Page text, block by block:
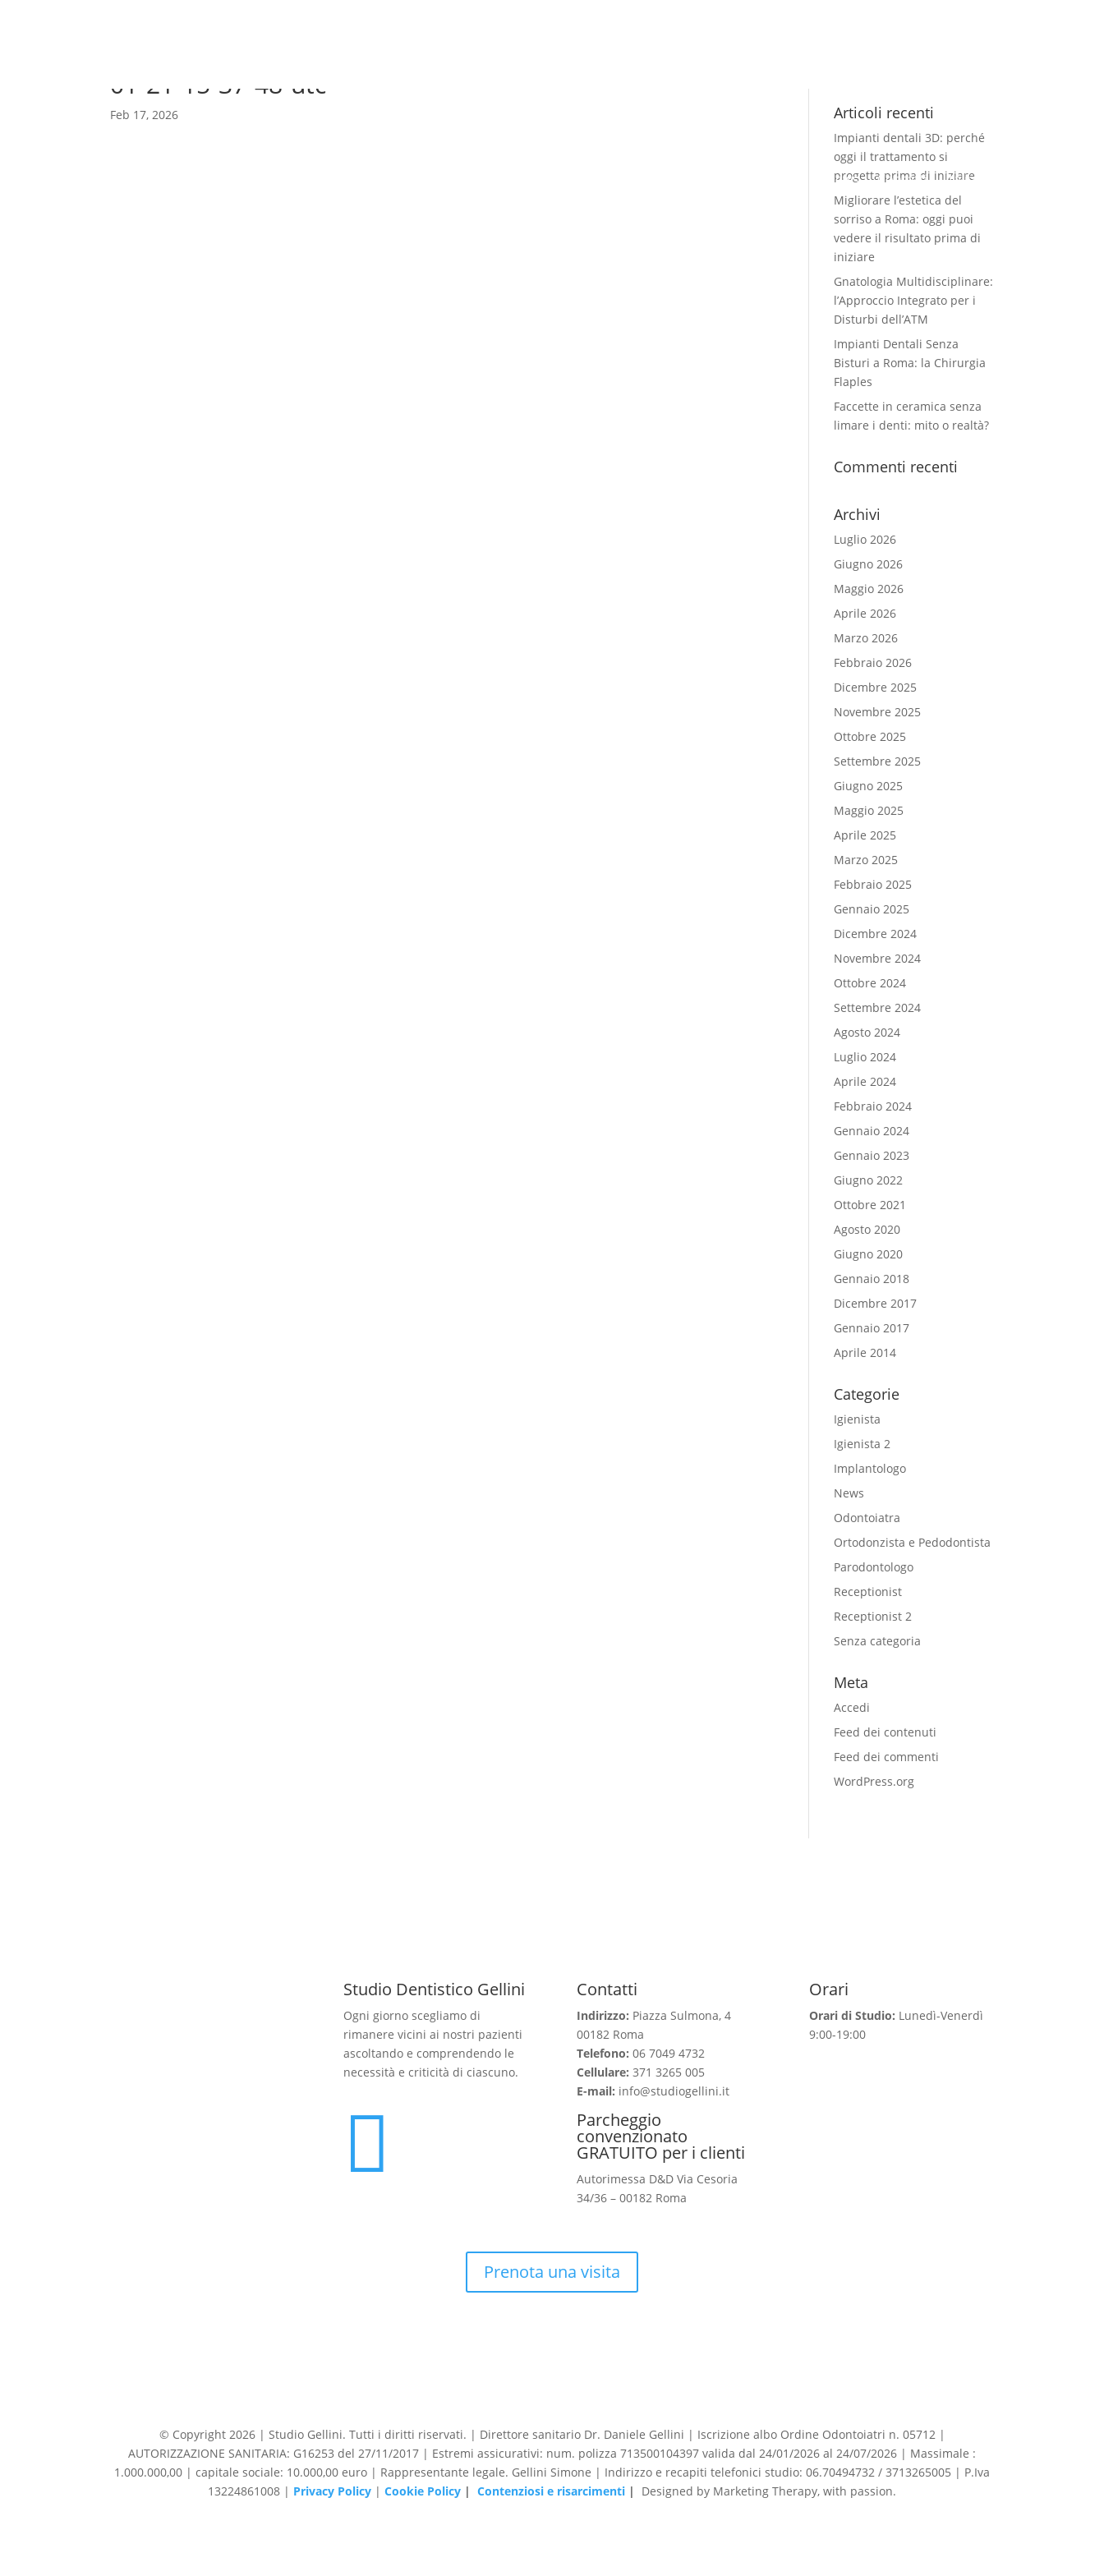
News Contatti Italiano
01-21-15-37-48-utc
Feb 17, 2026 Articoli recenti
Impianti dentali 3D: perché
oggi il trattamento si
progetta prima di iniziare
Migliorare l’estetica del
sorriso a Roma: oggi puoi
vedere il risultato prima di
iniziare
Gnatologia Multidisciplinare:
l’Approccio Integrato per i
Disturbi dell’ATM
Impianti Dentali Senza
Bisturi a Roma: la Chirurgia
Flaples
Faccette in ceramica senza
limare i denti: mito o realtà?
Commenti recenti
Archivi
Luglio 2026
Giugno 2026
Maggio 2026
Aprile 2026
Marzo 2026
Febbraio 2026
Dicembre 2025
Novembre 2025
Ottobre 2025
Settembre 2025
Giugno 2025
Maggio 2025
Aprile 2025
Marzo 2025
Febbraio 2025
Gennaio 2025
Dicembre 2024
Novembre 2024
Ottobre 2024
Settembre 2024
Agosto 2024
Luglio 2024
Aprile 2024
Febbraio 2024
Gennaio 2024
Gennaio 2023
Giugno 2022
Ottobre 2021
Agosto 2020
Giugno 2020
Gennaio 2018
Dicembre 2017
Gennaio 2017
Aprile 2014
Categorie
Igienista
Igienista 2
Implantologo
News
Odontoiatra
Ortodonzista e Pedodontista
Parodontologo
Receptionist
Receptionist 2
Senza categoria
Meta
Accedi
Feed dei contenuti
Feed dei commenti
WordPress.org
Studio Dentistico Gellini
Ogni giorno scegliamo di
rimanere vicini ai nostri pazienti
ascoltando e comprendendo le
necessità e criticità di ciascuno.

Contatti
Indirizzo: Piazza Sulmona, 4
00182 Roma
Telefono: 06 7049 4732
Cellulare: 371 3265 005
E-mail: info@studiogellini.it
Parcheggio
convenzionato
GRATUITO per i clienti
Autorimessa D&D Via Cesoria
34/36 – 00182 Roma
Orari
Orari di Studio: Lunedì-Venerdì
9:00-19:00
Prenota una visita
© Copyright 2026 | Studio Gellini. Tutti i diritti riservati. | Direttore sanitario Dr. Daniele Gellini | Iscrizione albo Ordine Odontoiatri n. 05712 |
AUTORIZZAZIONE SANITARIA: G16253 del 27/11/2017 | Estremi assicurativi: num. polizza 713500104397 valida dal 24/01/2026 al 24/07/2026 | Massimale :
1.000.000,00 | capitale sociale: 10.000,00 euro | Rappresentante legale. Gellini Simone | Indirizzo e recapiti telefonici studio: 06.70494732 / 3713265005 | P.Iva
13224861008 | Privacy Policy | Cookie Policy | Contenziosi e risarcimenti | Designed by Marketing Therapy, with passion.